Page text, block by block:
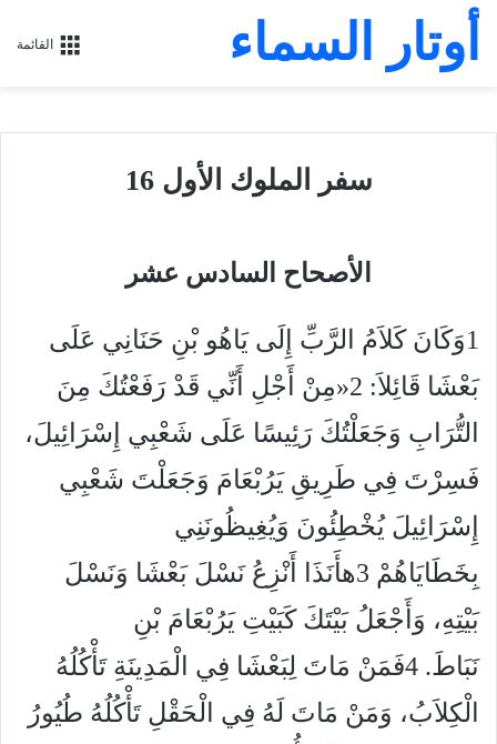
القائمة أوتار السماء
سفر الملوك الأول 16
الأصحاح السادس عشر
1وَكَانَ كَلاَمُ الرَّبِّ إِلَى يَاهُو بْنِ حَنَانِي عَلَى
بَعْشَا قَائِلاَ: 2«مِنْ أَجْلِ أَنِّي قَدْ رَفَعْتُكَ مِنَ
التُّرَابِ وَجَعَلْتُكَ رَئِيسًا عَلَى شَعْبِي إِسْرَائِيلَ،
فَسِرْتَ فِي طَرِيقِ يَرُبْعَامَ وَجَعَلْتَ شَعْبِي
إِسْرَائِيلَ يُخْطِئُونَ وَيُغِيظُونَنِي
بِخَطَايَاهُمْ 3هأَنَذَا أَنْزِعُ نَسْلَ بَعْشَا وَنَسْلَ
بَيْتِهِ، وَأَجْعَلُ بَيْتَكَ كَبَيْتِ يَرُبْعَامَ بْنِ
نَبَاطَ. 4فَمَنْ مَاتَ لِبَعْشَا فِي الْمَدِينَةِ تَأْكُلُهُ
الْكِلاَبُ، وَمَنْ مَاتَ لَهُ فِي الْحَقْلِ تَأْكُلُهُ طُيُورُ